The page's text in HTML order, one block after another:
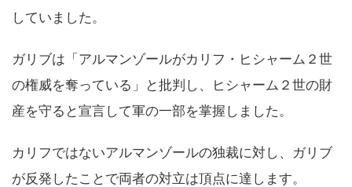
していました。
ガリブは「アルマンゾールがカリフ・ヒシャーム２世
の権威を奪っている」と批判し、ヒシャーム２世の財
産を守ると宣言して軍の一部を掌握しました。
カリフではないアルマンゾールの独裁に対し、ガリブ
が反発したことで両者の対立は頂点に達します。